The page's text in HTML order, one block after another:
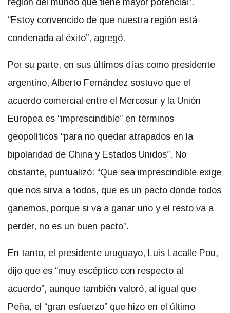
región del mundo que tiene mayor potencial”.
“Estoy convencido de que nuestra región está
condenada al éxito”, agregó.
Por su parte, en sus últimos días como presidente
argentino, Alberto Fernández sostuvo que el
acuerdo comercial entre el Mercosur y la Unión
Europea es “imprescindible” en términos
geopolíticos “para no quedar atrapados en la
bipolaridad de China y Estados Unidos”. No
obstante, puntualizó: “Que sea imprescindible exige
que nos sirva a todos, que es un pacto donde todos
ganemos, porque si va a ganar uno y el resto va a
perder, no es un buen pacto”.
En tanto, el presidente uruguayo, Luis Lacalle Pou,
dijo que es “muy escéptico con respecto al
acuerdo”, aunque también valoró, al igual que
Peña, el “gran esfuerzo” que hizo en el último